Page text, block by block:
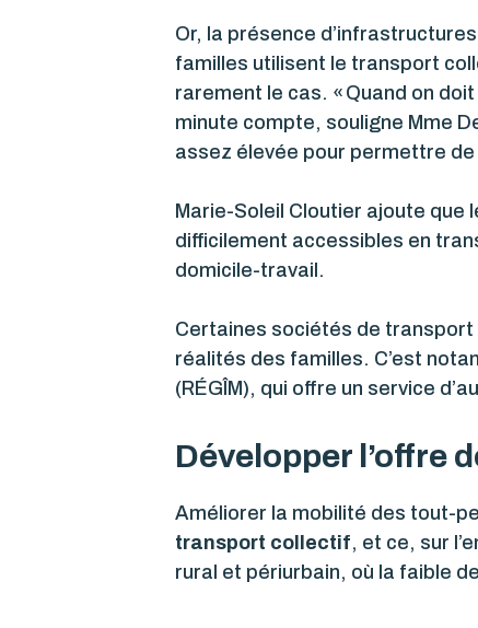
Or, la présence
familles utilisent le transport
rarement le cas. « Quand on
minute compte, souligne Mme
assez élevée pour permettre
Marie-Soleil Cloutier ajoute que
difficilement accessibles en
domicile-travail.
Certaines sociétés de
réalités des familles. C’est
(RÉGÎM), qui offre un service
Développer l’offre
Améliorer la mobilité des tout-
transport collectif, et ce, sur
rural et périurbain, où la faible